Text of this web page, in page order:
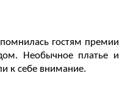
гостям премии
Необычное платье и
к себе внимание.